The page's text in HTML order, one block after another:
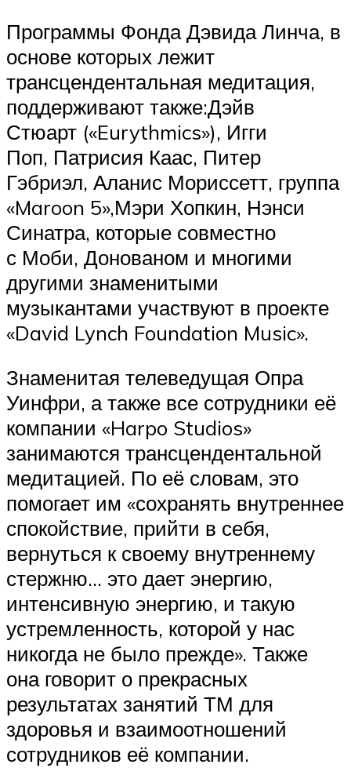
Программы Фонда Дэвида Линча, в
основе которых лежит
трансцендентальная медитация,
поддерживают также:Дэйв
Стюарт («Eurythmics»), Игги
Поп, Патрисия Каас, Питер
Гэбриэл, Аланис Мориссетт, группа
«Maroon 5»,Мэри Хопкин, Нэнси
Синатра, которые совместно
с Моби, Донованом и многими
другими знаменитыми
музыкантами участвуют в проекте
«David Lynch Foundation Music».
Знаменитая телеведущая Опра
Уинфри, а также все сотрудники её
компании «Harpo Studios»
занимаются трансцендентальной
медитацией. По её словам, это
помогает им «сохранять внутреннее
спокойствие, прийти в себя,
вернуться к своему внутреннему
стержню… это дает энергию,
интенсивную энергию, и такую
устремленность, которой у нас
никогда не было прежде». Также
она говорит о прекрасных
результатах занятий ТМ для
здоровья и взаимоотношений
сотрудников её компании.